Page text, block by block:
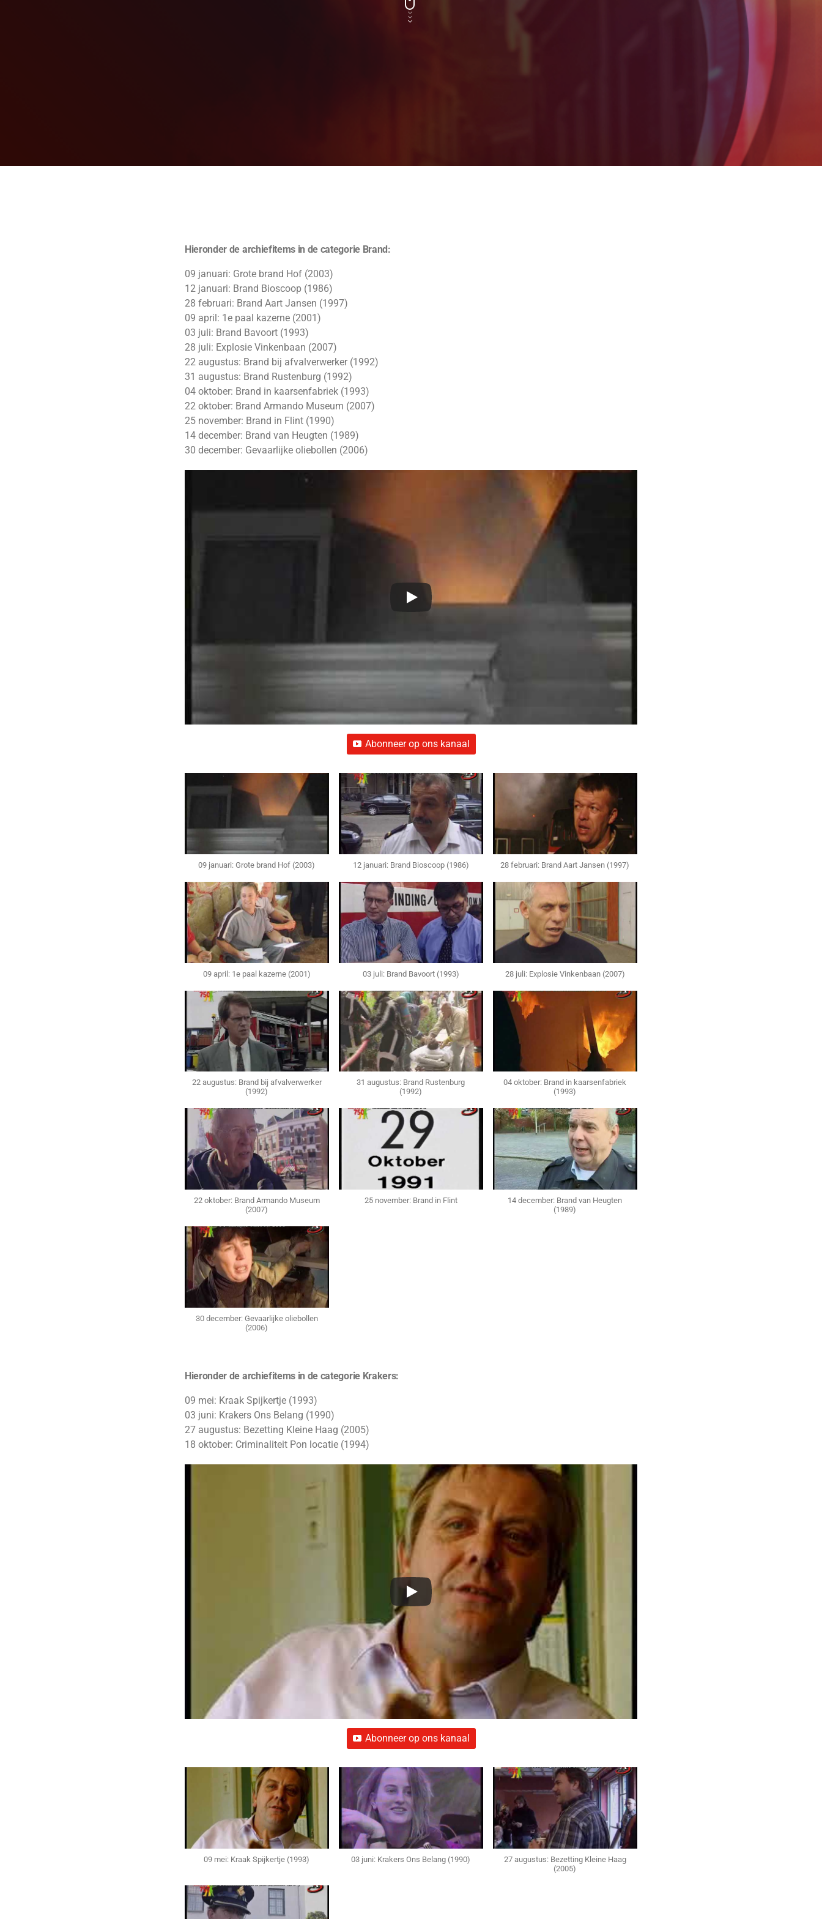
Hieronder de archiefitems in de categorie Brand:
09 januari: Grote brand Hof (2003)
12 januari: Brand Bioscoop (1986)
28 februari: Brand Aart Jansen (1997)
09 april: 1e paal kazerne (2001)
03 juli: Brand Bavoort (1993)
28 juli: Explosie Vinkenbaan (2007)
22 augustus: Brand bij afvalverwerker (1992)
31 augustus: Brand Rustenburg (1992)
04 oktober: Brand in kaarsenfabriek (1993)
22 oktober: Brand Armando Museum (2007)
25 november: Brand in Flint (1990)
14 december: Brand van Heugten (1989)
30 december: Gevaarlijke oliebollen (2006)
Abonneer op ons kanaal
09 januari: Grote brand Hof (2003) 12 januari: Brand Bioscoop (1986) 28 februari: Brand Aart Jansen (1997)
09 april: 1e paal kazerne (2001) 03 juli: Brand Bavoort (1993) 28 juli: Explosie Vinkenbaan (2007)
22 augustus: Brand bij afvalverwerker
(1992)
31 augustus: Brand Rustenburg
(1992)
04 oktober: Brand in kaarsenfabriek
(1993)
22 oktober: Brand Armando Museum
(2007)
25 november: Brand in Flint
14 december: Brand van Heugten
(1989)
30 december: Gevaarlijke oliebollen
(2006)
Hieronder de archiefitems in de categorie Krakers:
09 mei: Kraak Spijkertje (1993)
03 juni: Krakers Ons Belang (1990)
27 augustus: Bezetting Kleine Haag (2005)
18 oktober: Criminaliteit Pon locatie (1994)
Abonneer op ons kanaal
09 mei: Kraak Spijkertje (1993) 03 juni: Krakers Ons Belang (1990)
27 augustus: Bezetting Kleine Haag
(2005)